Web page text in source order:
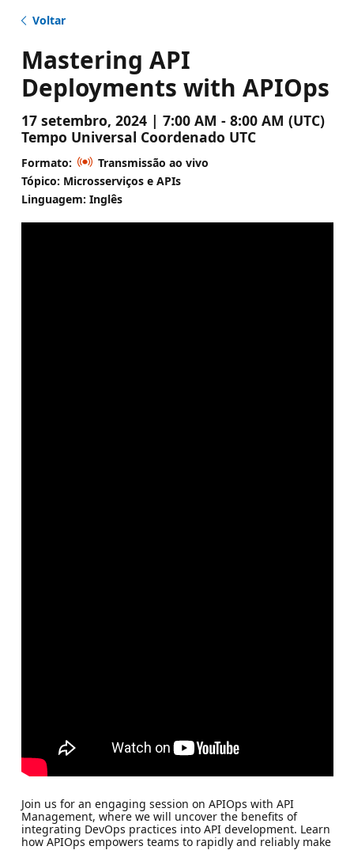
Voltar
Mastering API
Deployments with APIOps
17 setembro, 2024 | 7:00 AM - 8:00 AM (UTC)
Tempo Universal Coordenado UTC
Formato:
Transmissão ao vivo
Tópico: Microsserviços e APIs
Linguagem: Inglês
Join us for an engaging session on APIOps with API
Management, where we will uncover the benefits of
integrating DevOps practices into API development. Learn
how APIOps empowers teams to rapidly and reliably make